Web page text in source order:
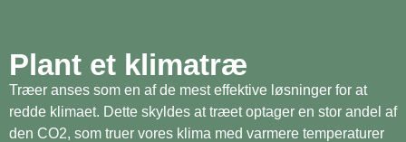
Plant et klimatræ
Træer anses som en af de mest effektive løsninger for at
redde klimaet. Dette skyldes at træet optager en stor andel af
den CO2, som truer vores klima med varmere temperaturer